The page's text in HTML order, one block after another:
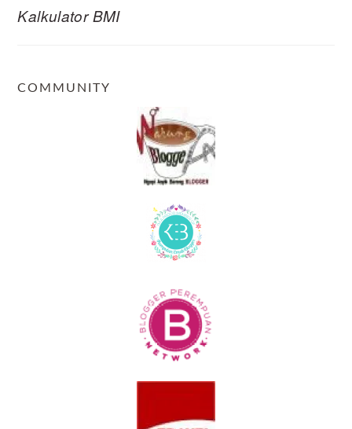
Kalkulator BMI
COMMUNITY